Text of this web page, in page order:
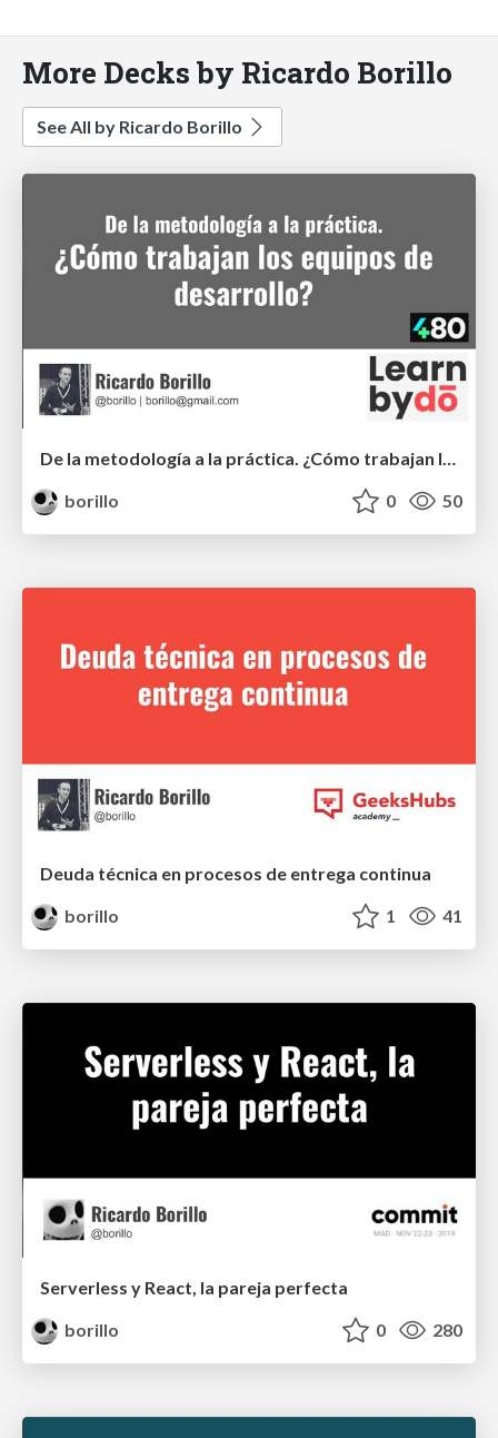
More Decks by Ricardo Borillo
See All by Ricardo Borillo
De la metodología a la práctica. ¿Cómo trabajan los equipos de desarrollo?
borillo
0 50
Deuda técnica en procesos de entrega continua
borillo
1 41
Serverless y React, la pareja perfecta
borillo
0 280